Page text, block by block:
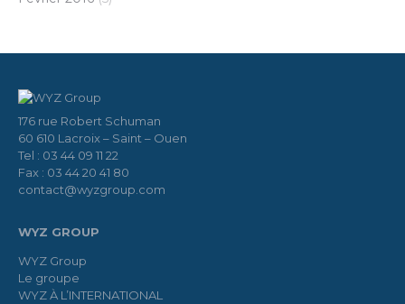
176 rue Robert Schuman
60 610 Lacroix – Saint – Ouen
Tel : 03 44 09 11 22
Fax : 03 44 20 41 80
contact@wyzgroup.com
WYZ GROUP
WYZ Group
Le groupe
WYZ À L’INTERNATIONAL